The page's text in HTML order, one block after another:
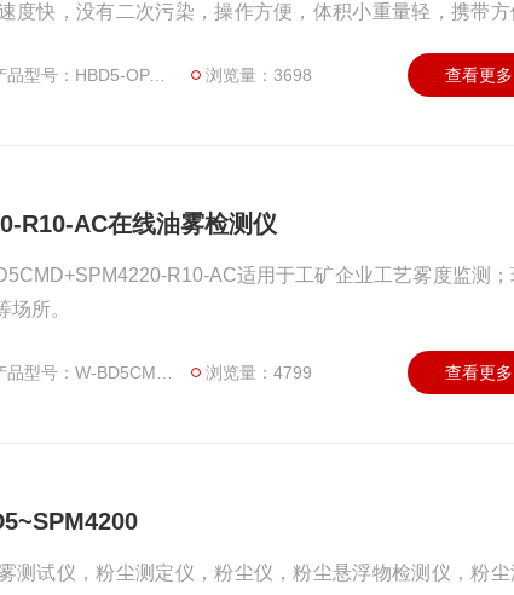
度快，没有二次污染，操作方便，体积小重量轻，携带
型号：HBD5-OPA4110TP-cook 浏览量：3698 查看更
R10-AC在线油雾检测仪
R10-AC适用于工矿企业工艺雾度监测
所。
型号：W-BD5CMD+SPM4220-R10-AC 浏览量：4799 查看更
测试仪，粉尘测定仪，粉尘仪，粉尘悬浮物检测仪，粉